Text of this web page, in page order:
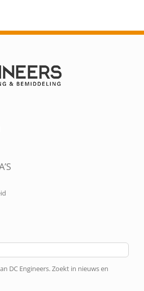
DC Engineers. Zoekt in nieuws en